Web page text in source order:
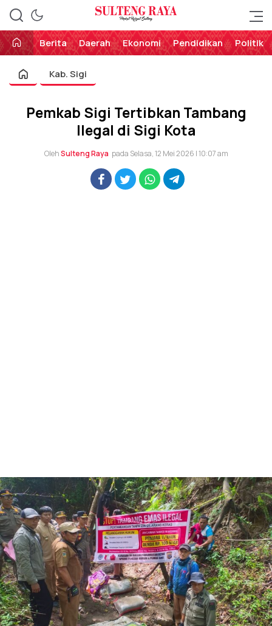
Sulteng Raya
Perekat Rakyat Sulteng
Berita
Daerah Ekonomi Pendidikan Politik
Kab. Sigi
Pemkab Sigi Tertibkan Tambang
Ilegal di Sigi Kota
OlehSulteng Raya pada Selasa, 12 Mei 2026 | 10:07 am